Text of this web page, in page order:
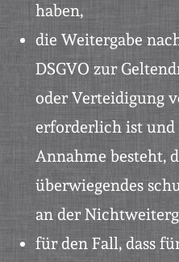
haben,
die Weitergabe
DSGVO zur
oder Verteidigung
erforderlich ist
Annahme besteht,
überwiegendes
an der
für den Fall, dass